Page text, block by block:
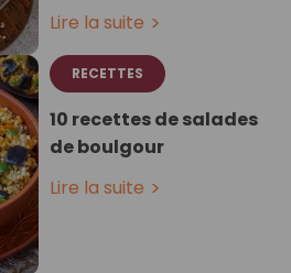
Lire la suite
RECETTES
10 recettes de salades
de boulgour
Lire la suite